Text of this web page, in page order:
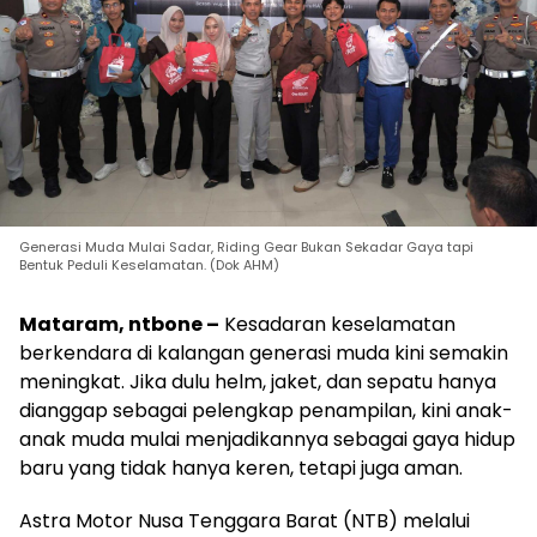
Generasi Muda Mulai Sadar, Riding Gear Bukan Sekadar Gaya tapi
Bentuk Peduli Keselamatan. (Dok AHM)
Mataram, ntbone – Kesadaran keselamatan
berkendara di kalangan generasi muda kini semakin
meningkat. Jika dulu helm, jaket, dan sepatu hanya
dianggap sebagai pelengkap penampilan, kini anak-
anak muda mulai menjadikannya sebagai gaya hidup
baru yang tidak hanya keren, tetapi juga aman.
Astra Motor Nusa Tenggara Barat (NTB) melalui